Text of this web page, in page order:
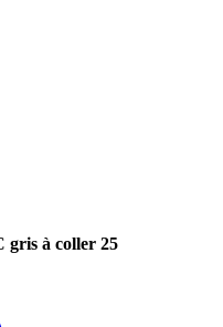
gris à coller 25